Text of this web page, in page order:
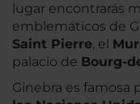
lugar encontrarás
emblemáticos de
Saint Pierre, el
palacio de Bourg-
Ginebra es famosa